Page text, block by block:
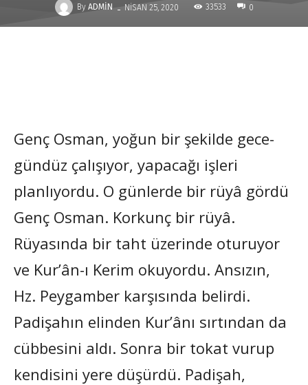
By ADMIN - NISAN 25, 2020 33533 0
Genç Osman, yoğun bir şekilde gece-
gündüz çalışıyor, yapacağı işleri
planlıyordu. O günlerde bir rüyâ gördü
Genç Osman. Korkunç bir rüyâ.
Rüyasında bir taht üzerinde oturuyor
ve Kur’ân-ı Kerim okuyordu. Ansızın,
Hz. Peygamber karşısında belirdi.
Padişahın elinden Kur’ânı sırtından da
cübbesini aldı. Sonra bir tokat vurup
kendisini yere düşürdü. Padişah,